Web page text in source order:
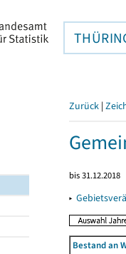
Zurück |
bis 31.12.2018
▸
Bestand an